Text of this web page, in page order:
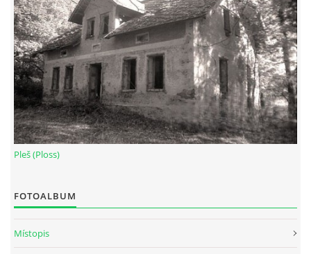
© 2026 eStránky.cz |Aktualizováno: 17. 7. 2026 |Nahoru ↑
Pleš (Ploss)
FOTOALBUM
Místopis